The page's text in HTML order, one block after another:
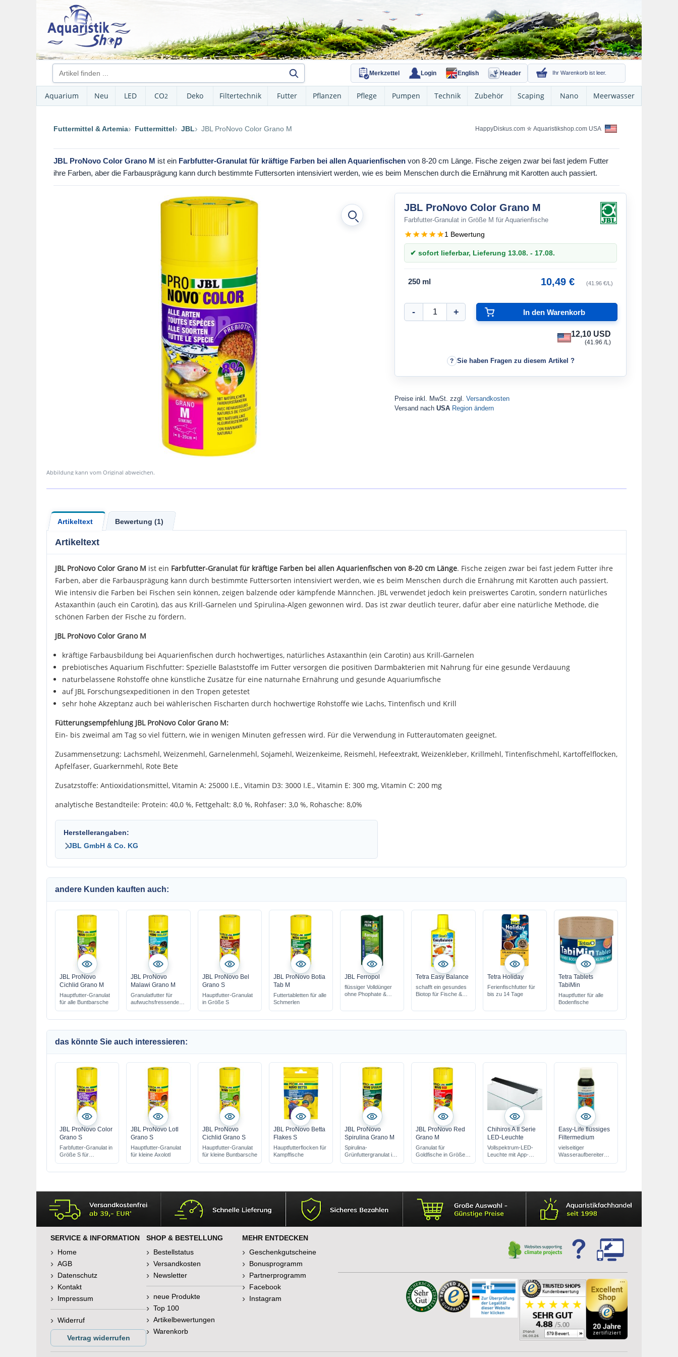
Merkzettel Login English Header Ihr Warenkorb ist leer.
Aquarium Neu LED CO2 Deko Filtertechnik Futter Pflanzen Pflege Pumpen Technik Zubehör Scaping Nano Meerwasser
Futtermittel & Artemia Futtermittel JBL JBL ProNovo Color Grano M HappyDiskus.com ✮ Aquaristikshop.com USA
JBL ProNovo Color Grano M ist ein Farbfutter-Granulat für kräftige Farben bei allen Aquarienfischen von 8-20 cm Länge. Fische zeigen zwar bei fast jedem Futter
ihre Farben, aber die Farbausprägung kann durch bestimmte Futtersorten intensiviert werden, wie es beim Menschen durch die Ernährung mit Karotten auch passiert.
Abbildung kann vom Original abweichen.
JBL ProNovo Color Grano M
Farbfutter-Granulat in Größe M für Aquarienfische
1 Bewertung
✔ sofort lieferbar, Lieferung 13.08. - 17.08.
250 ml 10,49 € (41.96 €/L)
12,10 USD
(41.96 /L)
Sie haben Fragen zu diesem Artikel ?
Preise inkl. MwSt. zzgl. Versandkosten
Versand nach USA Region ändern
Artikeltext Bewertung (1)
Artikeltext
JBL ProNovo Color GranoM ist ein Farbfutter-Granulat für kräftige Farben bei allen Aquarienfischen von 8-20 cm Länge. Fische zeigen zwar bei fast jedem Futter ihre
Farben, aber die Farbausprägung kann durch bestimmte Futtersorten intensiviert werden, wie es beim Menschen durch die Ernährung mit Karotten auch passiert.
Wie intensiv die Farben bei Fischen sein können, zeigen balzende oder kämpfende Männchen. JBL verwendet jedoch kein preiswertes Carotin, sondern natürliches
Astaxanthin (auch ein Carotin), das aus Krill-Garnelen und Spirulina-Algen gewonnen wird. Das ist zwar deutlich teurer, dafür aber eine natürliche Methode, die
schönen Farben der Fische zu fördern.
JBL ProNovo Color Grano M
kräftige Farbausbildung bei Aquarienfischen durch hochwertiges, natürliches Astaxanthin (ein Carotin) aus Krill-Garnelen
prebiotisches Aquarium Fischfutter: Spezielle Balaststoffe im Futter versorgen die positiven Darmbakterien mit Nahrung für eine gesunde Verdauung
naturbelassene Rohstoffe ohne künstliche Zusätze für eine naturnahe Ernährung und gesunde Aquariumfische
auf JBL Forschungsexpeditionen in den Tropen getestet
sehr hohe Akzeptanz auch bei wählerischen Fischarten durch hochwertige Rohstoffe wie Lachs, Tintenfisch und Krill
Fütterungsempfehlung JBL ProNovo Color Grano M:
Ein- bis zweimal am Tag so viel füttern, wie in wenigen Minuten gefressen wird. Für die Verwendung in Futterautomaten geeignet.
Zusammensetzung: Lachsmehl, Weizenmehl, Garnelenmehl, Sojamehl, Weizenkeime, Reismehl, Hefeextrakt, Weizenkleber, Krillmehl, Tintenfischmehl, Kartoffelflocken,
Apfelfaser, Guarkernmehl, Rote Bete
Zusatzstoffe: Antioxidationsmittel, Vitamin A: 25000 I.E., Vitamin D3: 3000 I.E., Vitamin E: 300 mg, Vitamin C: 200 mg
analytische Bestandteile: Protein: 40,0 %, Fettgehalt: 8,0 %, Rohfaser: 3,0 %, Rohasche: 8,0%
Herstellerangaben:
JBL GmbH & Co. KG
andere Kunden kauften auch:
JBL ProNovo
Cichlid Grano M
Hauptfutter-Granulat
für alle Buntbarsche
JBL ProNovo
Malawi Grano M
Granulatfutter für
aufwuchsfressende
JBL ProNovo Bel
Grano S
Hauptfutter-Granulat
in Größe S
JBL ProNovo Botia
Tab M
Futtertabletten für alle
Schmerlen
JBL Ferropol
flüssiger Volldünger
ohne Phophate &
Mineralien &
Tetra Easy Balance
schafft ein gesundes
Biotop für Fische &
Tetra Holiday
Ferienfischfutter für
bis zu 14 Tage
Tetra Tablets
TabiMin
Hauptfutter für alle
Bodenfische
das könnte Sie auch interessieren:
JBL ProNovo Color
Grano S
Farbfutter-Granulat in
Größe S für
JBL ProNovo Lotl
Grano S
Hauptfutter-Granulat
für kleine Axolotl
JBL ProNovo
Cichlid Grano S
Hauptfutter-Granulat
für kleine Buntbarsche
JBL ProNovo Betta
Flakes S
Hauptfutterflocken für
Kampffische
JBL ProNovo
Spirulina Grano M
Spirulina-
Grünfuttergranulat in
JBL ProNovo Red
Grano M
Granulat für
Goldfische in Größe
Chihiros A II Serie
LED-Leuchte
Vollspektrum-LED-
Leuchte mit App-
Easy-Life flüssiges
Filtermedium
vielseitiger
Wasseraufbereiter
SERVICE & INFORMATION
Home
AGB
Datenschutz
Kontakt
Impressum
Widerruf
Vertrag widerrufen
SHOP & BESTELLUNG
Bestellstatus
Versandkosten
Newsletter
neue Produkte
Top 100
Artikelbewertungen
Warenkorb
MEHR ENTDECKEN
Geschenkgutscheine
Bonusprogramm
Partnerprogramm
Facebook
Instagram